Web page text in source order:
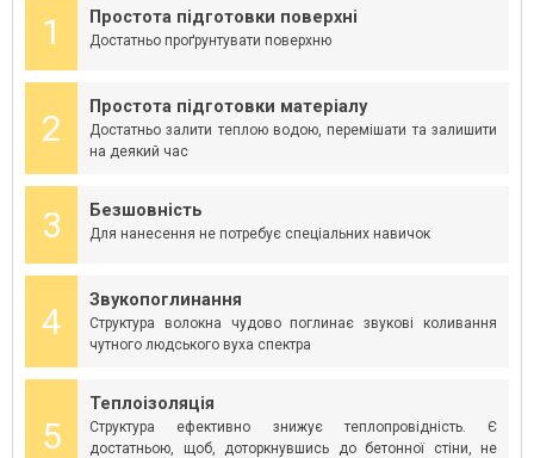
1 Простота підготовки поверхні
Достатньо проґрунтувати поверхню
2
Простота підготовки матеріалу
Достатньо залити теплою водою, перемішати та залишити
на деякий час
3 Безшовність
Для нанесення не потребує спеціальних навичок
4
Звукопоглинання
Структура волокна чудово поглинає звукові коливання
чутного людського вуха спектра
5
Теплоізоляція
Структура ефективно знижує теплопровідність. Є
достатньою, щоб, доторкнувшись до бетонної стіни, не